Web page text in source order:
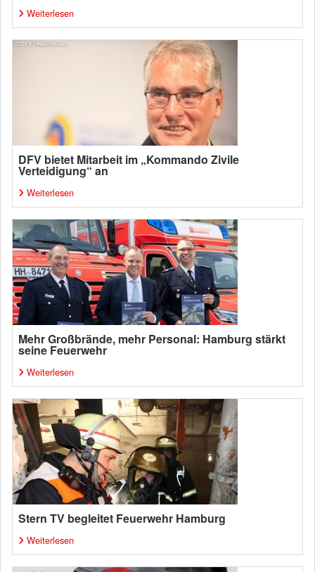
Weiterlesen
DFV bietet Mitarbeit im „Kommando Zivile
Verteidigung“ an
Weiterlesen
Mehr Großbrände, mehr Personal: Hamburg stärkt
seine Feuerwehr
Weiterlesen
Stern TV begleitet Feuerwehr Hamburg
Weiterlesen